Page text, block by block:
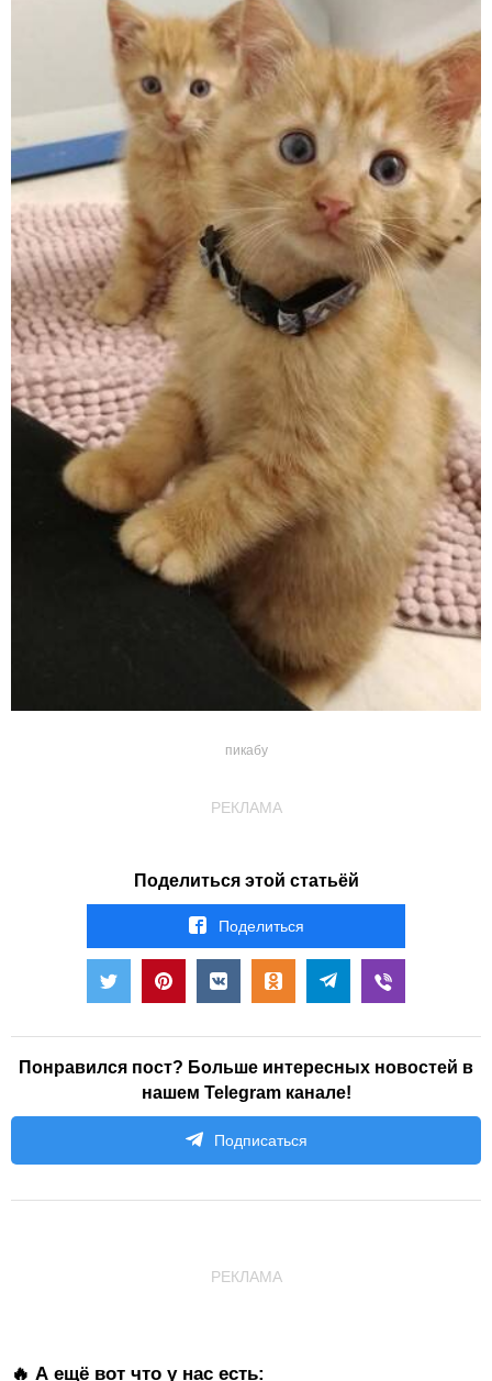
пикабу
РЕКЛАМА
Поделиться этой статьёй
Поделиться
Понравился пост? Больше интересных новостей в
нашем Telegram канале!
Подписаться
РЕКЛАМА
🔥 А ещё вот что у нас есть: